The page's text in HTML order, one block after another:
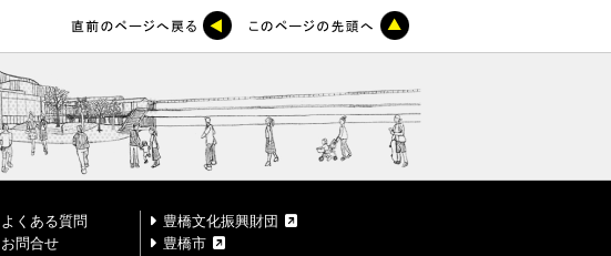
よくある質問
お問合せ
豊橋文化振興財団
豊橋市